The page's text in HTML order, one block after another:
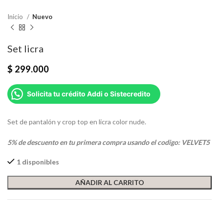
Inicio Nuevo
Set licra
$ 299.000
Solicita tu crédito Addi o Sistecredito
Set de pantalón y crop top en licra color nude.
5% de descuento en tu primera compra usando el codigo: VELVET5
1 disponibles
AÑADIR AL CARRITO